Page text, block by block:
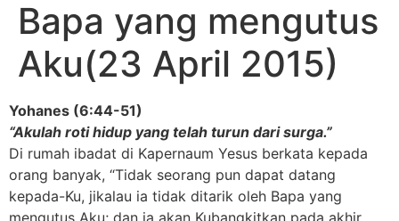
Bapa yang mengutus
Aku(23 April 2015)
Yohanes (6:44-51)
“Akulah roti hidup yang telah turun dari surga.”
Di rumah ibadat di Kapernaum Yesus berkata kepada
orang banyak, “Tidak seorang pun dapat datang
kepada-Ku, jikalau ia tidak ditarik oleh Bapa yang
mengutus Aku; dan ia akan Kubangkitkan pada akhir